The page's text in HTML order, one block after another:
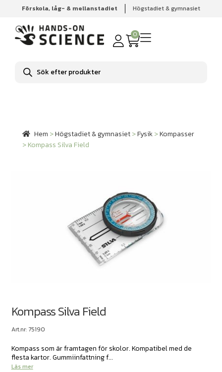
Förskola, låg- & mellanstadiet Högstadiet & gymnasiet
0
Produktsökning
Hem Högstadiet & gymnasiet Fysik
Kompasser
Kompass Silva Field
Hem >Högstadiet & gymnasiet>Fysik>Kompasser
>Kompass Silva Field
Kompass Silva Field
Art.nr: 75190
Kompass som är framtagen för skolor. Kompatibel med de
flesta kartor. Gummiinfattning f...
Läs mer